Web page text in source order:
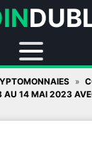
14 MAI 2023